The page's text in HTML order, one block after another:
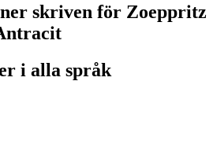
skriven för Zoeppritz
i alla språk